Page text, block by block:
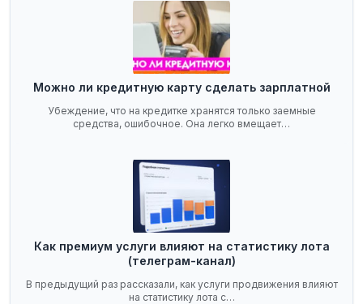
Можно ли кредитную карту сделать зарплатной
Убеждение, что на кредитке хранятся только заемные
средства, ошибочное. Она легко вмещает…
Как премиум услуги влияют на статистику лота
(телеграм-канал)
В предыдущий раз рассказали, как услуги продвижения влияют
на статистику лота с…